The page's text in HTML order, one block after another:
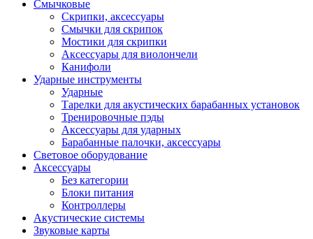
Смычковые
Скрипки, аксессуары
Смычки для скрипок
Мостики для скрипки
Аксессуары для виолончели
Канифоли
Ударные инструменты
Ударные
Тарелки для акустических барабанных установок
Тренировочные пэды
Аксессуары для ударных
Барабанные палочки, аксессуары
Световое оборудование
Аксессуары
Без категории
Блоки питания
Контроллеры
Акустические системы
Звуковые карты